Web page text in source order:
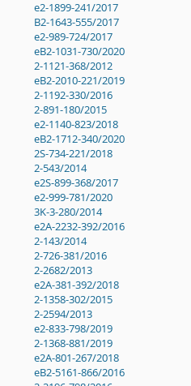
e2-1899-241/2017
B2-1643-555/2017
e2-989-724/2017
eB2-1031-730/2020
2-1121-368/2012
eB2-2010-221/2019
2-1192-330/2016
2-891-180/2015
e2-1140-823/2018
eB2-1712-340/2020
2S-734-221/2018
2-543/2014
e2S-899-368/2017
e2-999-781/2020
3K-3-280/2014
e2A-2232-392/2016
2-143/2014
2-726-381/2016
2-2682/2013
e2A-381-392/2018
2-1358-302/2015
2-2594/2013
e2-833-798/2019
2-1368-881/2019
e2A-801-267/2018
eB2-5161-866/2016